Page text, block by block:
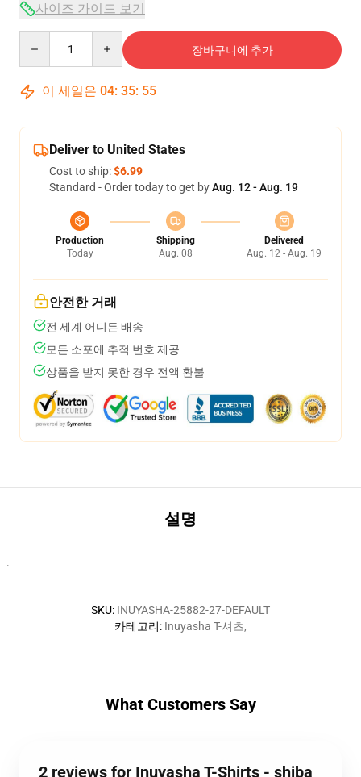
사이즈 가이드 보기
장바구니에 추가
이 세일은 04: 35: 54
Deliver to United States
Cost to ship:$6.99
Standard - Order today to get byAug. 12 - Aug. 19
Production
Today
Shipping
Aug. 08
Delivered
Aug. 12 - Aug. 19
안전한 거래
전 세계 어디든 배송
모든 소포에 추적 번호 제공
상품을 받지 못한 경우 전액 환불
설명
·
SKU: INUYASHA-25882-27-DEFAULT
카테고리: Inuyasha T-셔츠,
What Customers Say
2 reviews for Inuyasha T-Shirts - shiba